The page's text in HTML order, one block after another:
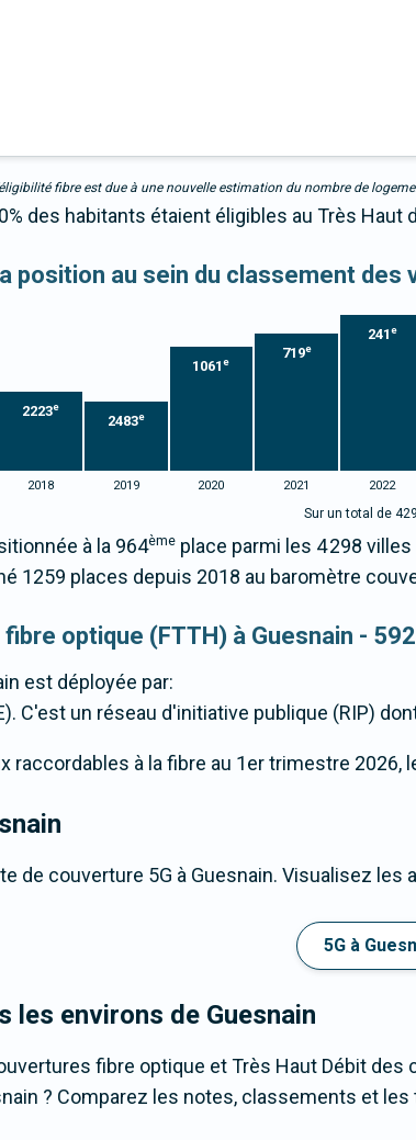
fibre est due à une nouvelle estimation du nombre de
des habitants étaient éligibles au Très
position au sein du classement
2223e
2483e
1061e
719e
241 e
2018 2019 2020 2021 2022
Sur un total de
à la 964ème place parmi les 4 298
1259 places depuis 2018 au baromètre
fibre optique (FTTH) à Guesnain -
est déployée par:
C'est un réseau d'initiative publique (RIP)
raccordables à la fibre au 1er trimestre 2026,
de couverture 5G à Guesnain. Visualisez
5G à
les environs de Guesnain
fibre optique et Très Haut Débit
? Comparez les notes, classements et